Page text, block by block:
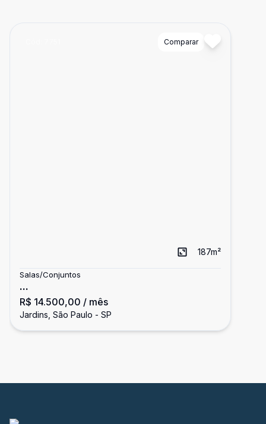
Comparar
187m²
Salas/Conjuntos
...
R$ 14.500,00 / mês
Jardins, São Paulo - SP